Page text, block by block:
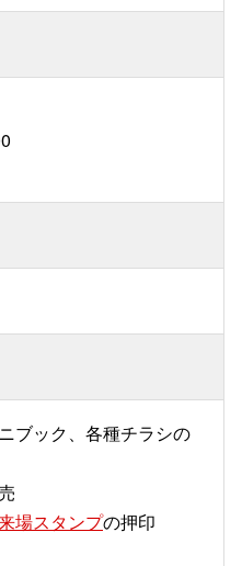
ブック、各種チラシの
場スタンプの押印